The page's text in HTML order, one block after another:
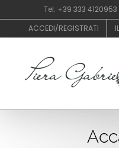
contenuto
Tel: +39 333 4120953
ACCEDI/REGISTRATI